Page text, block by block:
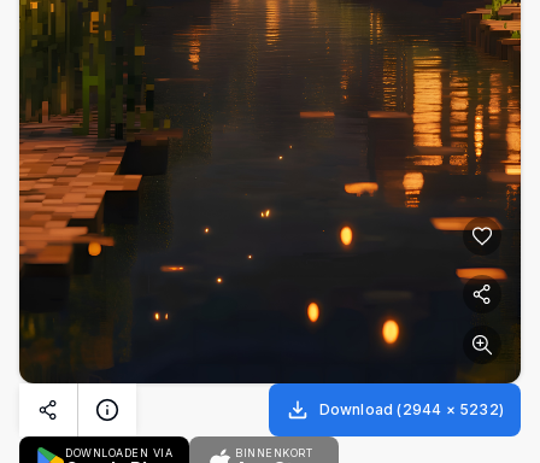
Download (2944 × 5232)
DOWNLOADEN VIA BINNENKORT